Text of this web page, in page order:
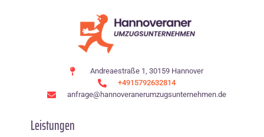
Andreaestraße 1, 30159 Hannover
+4915792632814
anfrage@hannoveranerumzugsunternehmen.de
Leistungen